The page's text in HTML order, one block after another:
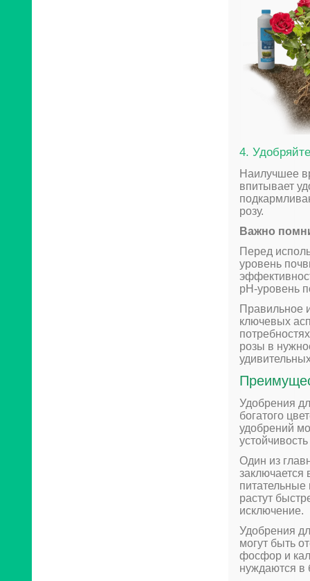
4.
Наилучшее
впитывает
розу.
Важно
Перед
уровень
pH-уровень
Правильное
ключевых
розы в
Удобрения
богатого
удобрений
Один из
заключается
питательные
растут
исключение.
Удобрения
могут быть
фосфор и
нуждаются в